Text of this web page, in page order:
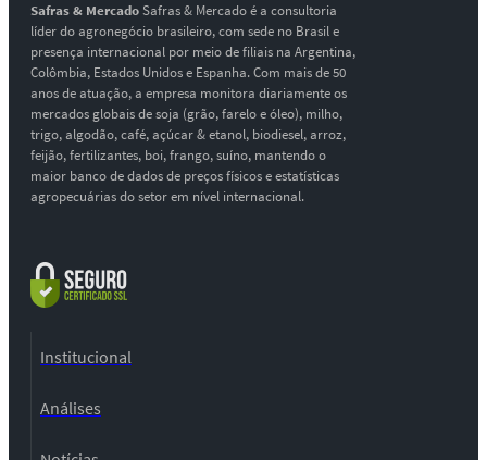
Safras & MercadoSafras & Mercado é a consultoria
líder do agronegócio brasileiro, com sede no Brasil e
presença internacional por meio de filiais na Argentina,
Colômbia, Estados Unidos e Espanha. Com mais de 50
anos de atuação, a empresa monitora diariamente os
mercados globais de soja (grão, farelo e óleo), milho,
trigo, algodão, café, açúcar & etanol, biodiesel, arroz,
feijão, fertilizantes, boi, frango, suíno, mantendo o
maior banco de dados de preços físicos e estatísticas
agropecuárias do setor em nível internacional.
Institucional
Análises